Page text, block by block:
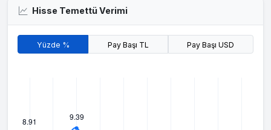
Hisse Temettü Verimi
Yüzde % Pay Başı TL Pay Başı USD